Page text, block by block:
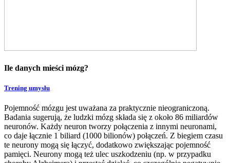
Ile danych mieści mózg?
Trening umysłu
Pojemność mózgu jest uważana za praktycznie nieograniczoną.
Badania sugerują, że ludzki mózg składa się z około 86 miliardów
neuronów. Każdy neuron tworzy połączenia z innymi neuronami,
co daje łącznie 1 biliard (1000 bilionów) połączeń. Z biegiem czasu
te neurony mogą się łączyć, dodatkowo zwiększając pojemność
pamięci. Neurony mogą też ulec uszkodzeniu (np. w przypadku